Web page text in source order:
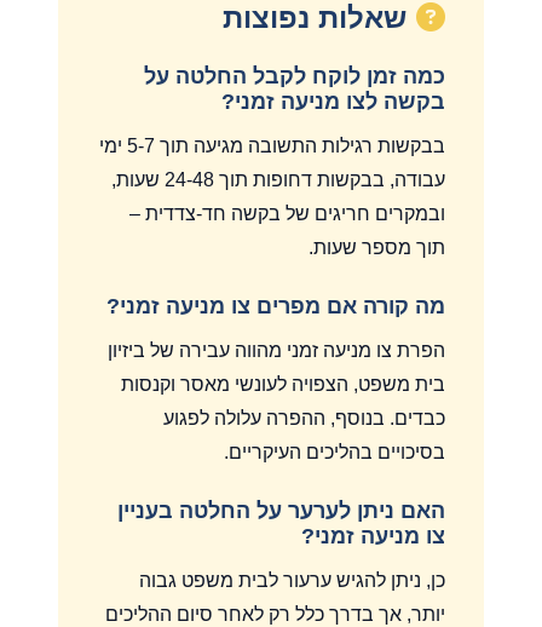
שאלות נפוצות
כמה זמן לוקח לקבל החלטה על
בקשה לצו מניעה זמני?
בבקשות רגילות התשובה מגיעה תוך 5-7 ימי
עבודה, בבקשות דחופות תוך 24-48 שעות,
ובמקרים חריגים של בקשה חד-צדדית –
תוך מספר שעות.
מה קורה אם מפרים צו מניעה זמני?
הפרת צו מניעה זמני מהווה עבירה של ביזיון
בית משפט, הצפויה לעונשי מאסר וקנסות
כבדים. בנוסף, ההפרה עלולה לפגוע
בסיכויים בהליכים העיקריים.
האם ניתן לערער על החלטה בעניין
צו מניעה זמני?
כן, ניתן להגיש ערעור לבית משפט גבוה
יותר, אך בדרך כלל רק לאחר סיום ההליכים